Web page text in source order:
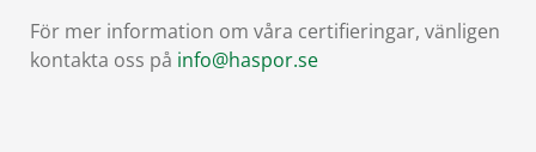
För mer information om våra certifieringar, vänligen
kontakta oss på info@haspor.se